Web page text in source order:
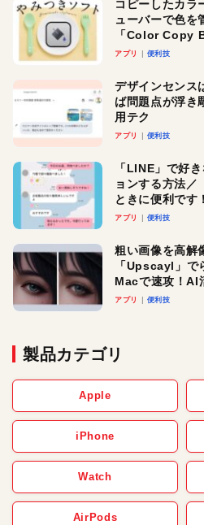
コピーしたカラ
ューバーで色を
「Color Copy
アプリ 便利技
デザインセンス
ば問題点が浮き
用テク
アプリ 便利技
「LINE」で好
ョンする方法／
ときに便利です！
アプリ 便利技
粗い画像を高解
「Upscayl」で
Macで速攻！AI
アプリ 便利技
製品カテゴリ
Apple
iPhone
Watch
AirPods